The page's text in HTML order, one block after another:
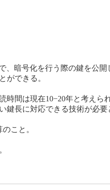
、暗号化を行う際の鍵を
ができる。
時間は現在10−20年と考え
長に対応できる技術が必要
こと。